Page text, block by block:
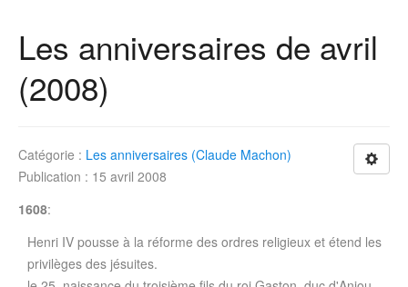
Les anniversaires de avril
(2008)
Catégorie : Les anniversaires (Claude Machon)
Publication : 15 avril 2008
1608:
Henri IV pousse à la réforme des ordres religieux et étend les
privilèges des jésuites.